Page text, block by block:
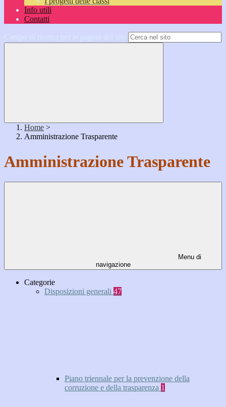
Info utili
Contatti
Home >
Amministrazione Trasparente
Amministrazione Trasparente
Menu di
navigazione
Categorie
Disposizioni generali 47
Piano triennale per la prevenzione della
corruzione e della trasparenza 1